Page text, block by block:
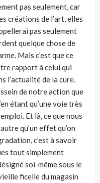
pas seulement, car
créations de l’art, elles
pas seulement
quelque chose de
Mais c’est que ce
rapport à celui qui
l’actualité de la cure.
de notre action que
étant qu’une voie très
Et là, ce que nous
qu’un effet qu’on
c’est à savoir
tout simplement
soi-même sous le
ficelle du magasin